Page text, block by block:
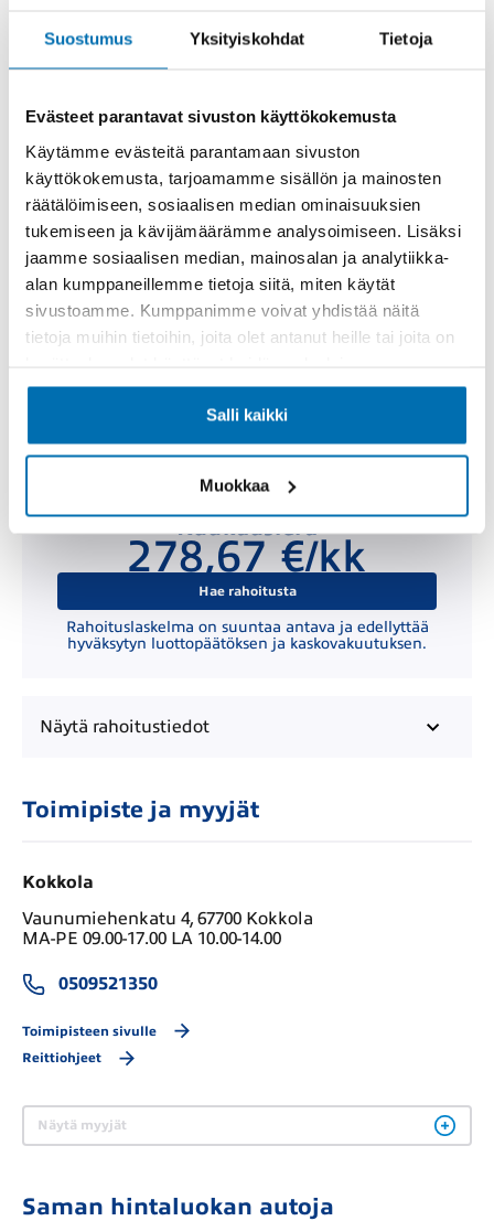
Suostumus Yksityiskohdat Tietoja
Evästeet parantavat sivuston käyttökokemusta
Käytämme evästeitä parantamaan sivuston
käyttökokemusta, tarjoamamme sisällön ja mainosten
räätälöimiseen, sosiaalisen median ominaisuuksien
tukemiseen ja kävijämäärämme analysoimiseen. Lisäksi
jaamme sosiaalisen median, mainosalan ja analytiikka-
alan kumppaneillemme tietoja siitä, miten käytät
sivustoamme. Kumppanimme voivat yhdistää näitä
tietoja muihin tietoihin, joita olet antanut heille tai joita on
Salli kaikki
Muokkaa
Käsiraha tai vaihtoauto (€)
Suurempi viimeinen erä (€)
Kuukausierä
278,67 €/kk
Hae rahoitusta
Rahoituslaskelma on suuntaa antava ja edellyttää
hyväksytyn luottopäätöksen ja kaskovakuutuksen.
Näytä rahoitustiedot
Toimipiste ja myyjät
Kokkola
Vaunumiehenkatu 4, 67700 Kokkola
MA-PE 09.00-17.00 LA 10.00-14.00
0509521350
Toimipisteen sivulle
Reittiohjeet
Näytä myyjät
Saman hintaluokan autoja